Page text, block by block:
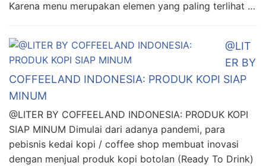
Karena menu merupakan elemen yang paling terlihat …
@LIT
ER BY
COFFEELAND INDONESIA: PRODUK KOPI SIAP
MINUM
@LITER BY COFFEELAND INDONESIA: PRODUK KOPI
SIAP MINUM Dimulai dari adanya pandemi, para
pebisnis kedai kopi / coffee shop membuat inovasi
dengan menjual produk kopi botolan (Ready To Drink)